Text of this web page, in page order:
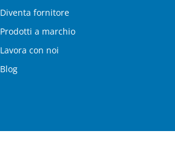
Diventa fornitore
Prodotti a marchio
Lavora con noi
Blog